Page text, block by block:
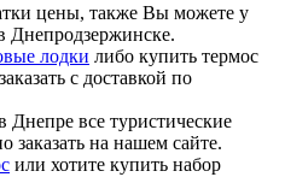
цены, также Вы можете у
Днепродзержинске.
лодки либо купить термос
с доставкой по
Днепре все туристические
заказать на нашем сайте.
или хотите купить набор